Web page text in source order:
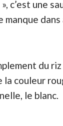
c’est une
dans
du
la couleur
le blanc.